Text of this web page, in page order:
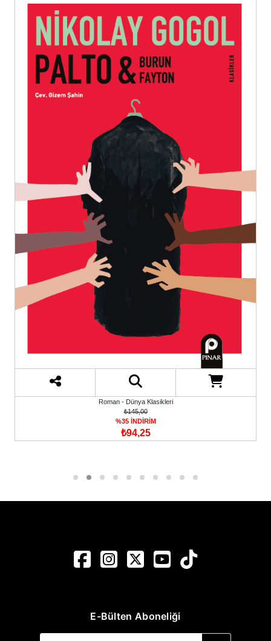
Roman - Dünya Klasikleri
₺125,00
%35 İNDİRİM
₺81,25
E-Bülten Aboneliği